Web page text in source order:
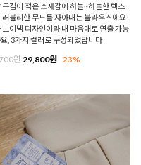
구김이 적은 소재감에 하늘~하늘한 텍스
러블리한 무드를 자아내는 블라우스에요!
브이넥 디자인이라 내 마음대로 연출 가능
, 3가지 컬러로 구성되었답니다
원 29,800원 23%